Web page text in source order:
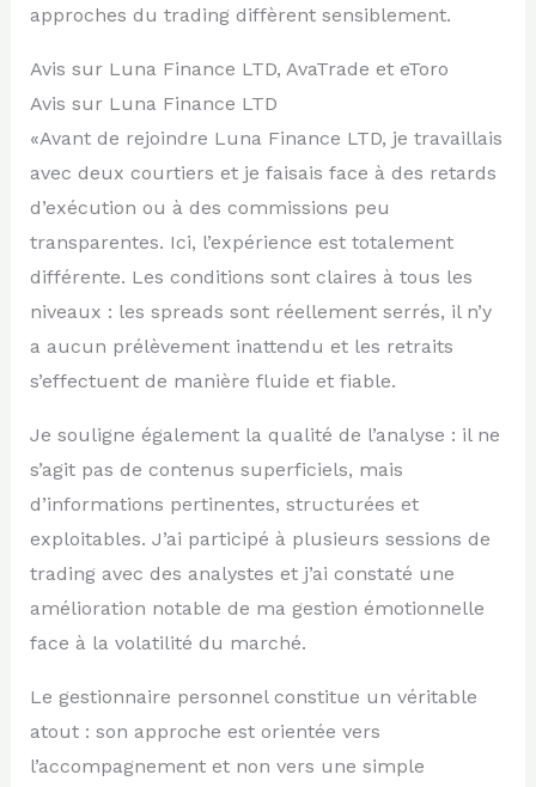
approches du trading diffèrent sensiblement.
Avis sur Luna Finance LTD, AvaTrade et eToro
Avis sur Luna Finance LTD
«Avant de rejoindre Luna Finance LTD, je travaillais
avec deux courtiers et je faisais face à des retards
d’exécution ou à des commissions peu
transparentes. Ici, l’expérience est totalement
différente. Les conditions sont claires à tous les
niveaux : les spreads sont réellement serrés, il n’y
a aucun prélèvement inattendu et les retraits
s’effectuent de manière fluide et fiable.
Je souligne également la qualité de l’analyse : il ne
s’agit pas de contenus superficiels, mais
d’informations pertinentes, structurées et
exploitables. J’ai participé à plusieurs sessions de
trading avec des analystes et j’ai constaté une
amélioration notable de ma gestion émotionnelle
face à la volatilité du marché.
Le gestionnaire personnel constitue un véritable
atout : son approche est orientée vers
l’accompagnement et non vers une simple